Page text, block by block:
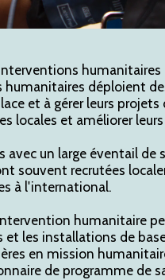
humanitaires déploient
et à gérer leurs
locales et améliorer
un large éventail de
souvent recrutées
à l'international.
humanitaire
les installations de
en mission
de programme de